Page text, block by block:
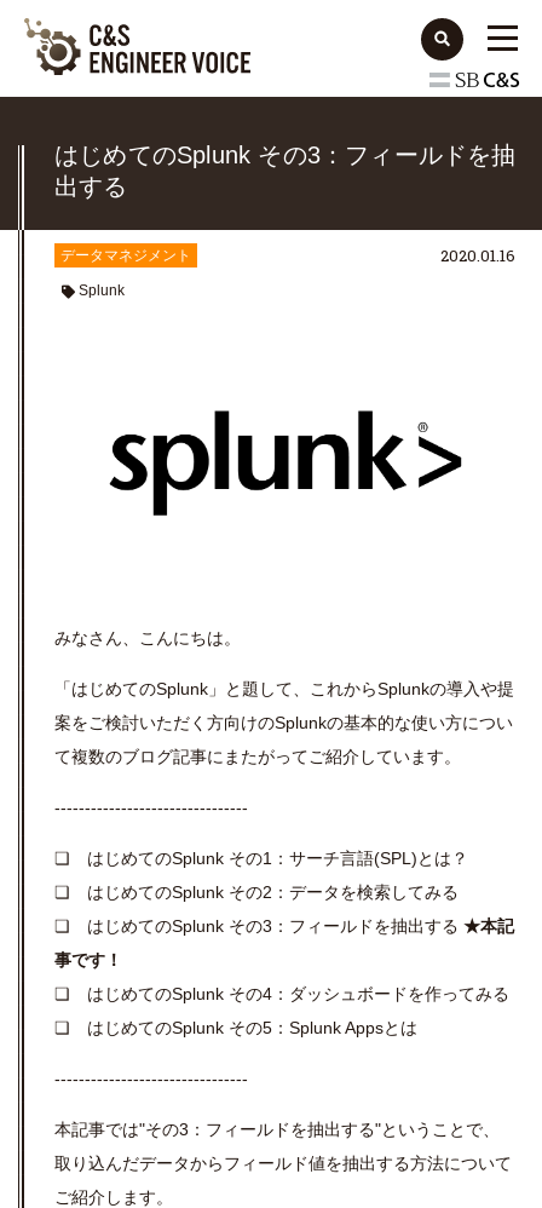
はじめてのSplunk その3：フィールドを抽
出する
データマネジメント
Splunk
2020.01.16
みなさん、こんにちは。
「はじめてのSplunk」と題して、これからSplunkの導入や提
案をご検討いただく方向けのSplunkの基本的な使い方につい
て複数のブログ記事にまたがってご紹介しています。
--------------------------------
❏ はじめてのSplunk その1：サーチ言語(SPL)とは？
❏ はじめてのSplunk その2：データを検索してみる
❏ はじめてのSplunk その3：フィールドを抽出する ★本記
事です！
❏ はじめてのSplunk その4：ダッシュボードを作ってみる
❏ はじめてのSplunk その5：Splunk Appsとは
--------------------------------
本記事では"その3：フィールドを抽出する"ということで、
取り込んだデータからフィールド値を抽出する方法について
ご紹介します。